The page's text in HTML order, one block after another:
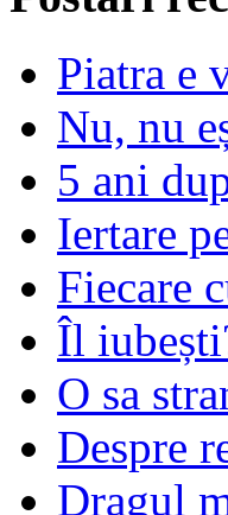
Piatra e
Nu, nu
5 ani
Iertare
Fiecare
Îl
O sa
Despre
Dragul